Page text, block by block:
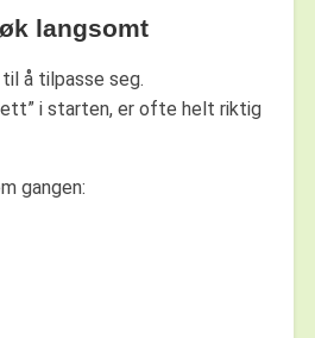
langsomt
å tilpasse seg.
i starten, er ofte helt riktig
gangen: